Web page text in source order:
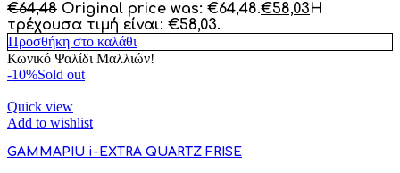
€64,48 Original price was: €64,48.€58,03Η
τρέχουσα τιμή είναι: €58,03.
Προσθήκη στο καλάθι
Κωνικό Ψαλίδι Μαλλιών!
-10%Sold out
Quick view
Add to wishlist
GAMMAPIU i-EXTRA QUARTZ FRISE